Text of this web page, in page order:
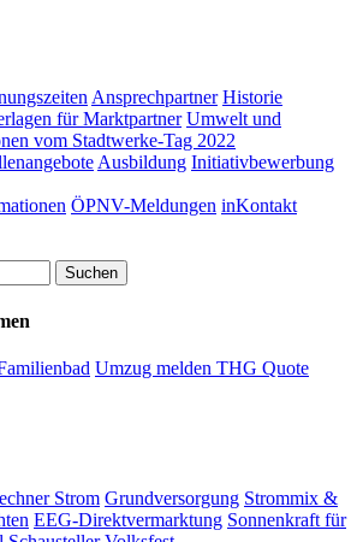
Ansprechpartner Historie
für Marktpartner Umwelt und
vom Stadtwerke-Tag 2022
Ausbildung Initiativbewerbung
ÖPNV-Meldungen inKontakt
Umzug melden THG Quote
Strom Grundversorgung Strommix &
EEG-Direktvermarktung Sonnenkraft für